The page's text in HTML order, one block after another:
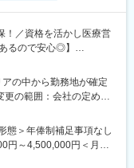
留（ご紹介できるプロジ
いますのであらかじめ
ルレベルを上げるために
アプランとサポート体
のキャリアチェンジ」
た、弊社のマネージャ
！／資格を活かし医療営
るので安心◎】
貢献につながる仕事を
ドで活躍したい方を歓
の中から勤務地が確定
更の範囲：会社の定める
態＞年俸制補足事項なし
円～4,500,000円＜月額